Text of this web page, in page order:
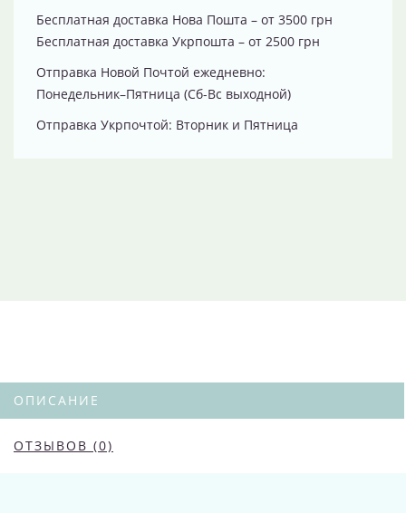
Бесплатная доставка Нова Пошта – от 3500 грн
Бесплатная доставка Укрпошта – от 2500 грн
Отправка Новой Почтой ежедневно:
Понедельник–Пятница (Сб-Вс выходной)
Отправка Укрпочтой: Вторник и Пятница
ОПИСАНИЕ
ОТЗЫВОВ (0)